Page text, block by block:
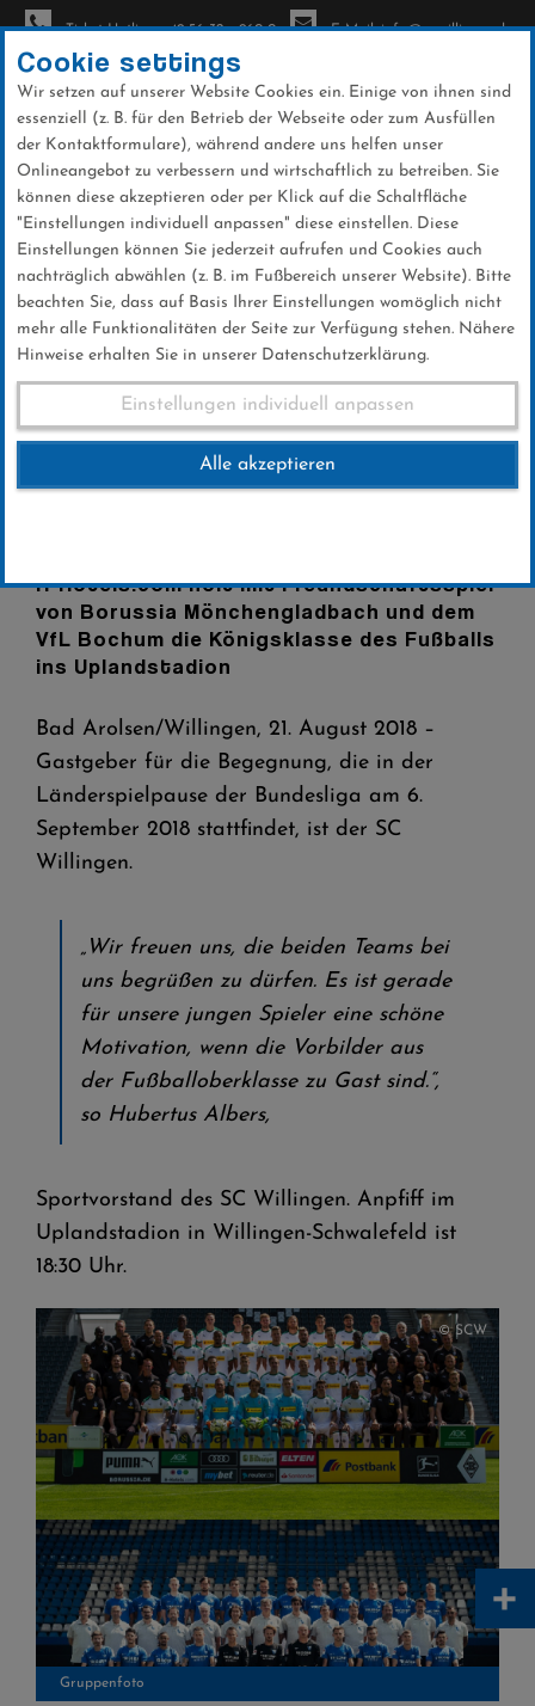
Direkt
zum
Inhalt
Ticket-Hotline: +49 56 32 - 960-0 E-Mail: info@sc-willingen.de
Borussia Mönchengladbach – VfL
Bochum
Borussia Mönchengladbach
– VfL Bochum
H-Hotels.com holt mit Freundschaftsspiel
von Borussia Mönchengladbach und dem
VfL Bochum die Königsklasse des Fußballs
ins Uplandstadion
Bad Arolsen/Willingen, 21. August 2018 –
Gastgeber für die Begegnung, die in der
Länderspielpause der Bundesliga am 6.
September 2018 stattfindet, ist der SC
Willingen.
„Wir freuen uns, die beiden Teams bei
uns begrüßen zu dürfen. Es ist gerade
für unsere jungen Spieler eine schöne
Motivation, wenn die Vorbilder aus
der Fußballoberklasse zu Gast sind.“,
so Hubertus Albers,
Sportvorstand des SC Willingen. Anpfiff im
Uplandstadion in Willingen-Schwalefeld ist
18:30 Uhr.
Gruppenfoto
© SCW
Cookie settings
Wir setzen auf unserer Website Cookies ein. Einige von ihnen sind
essenziell (z. B. für den Betrieb der Webseite oder zum Ausfüllen
der Kontaktformulare), während andere uns helfen unser
Onlineangebot zu verbessern und wirtschaftlich zu betreiben. Sie
können diese akzeptieren oder per Klick auf die Schaltfläche
"Einstellungen individuell anpassen" diese einstellen. Diese
Einstellungen können Sie jederzeit aufrufen und Cookies auch
nachträglich abwählen (z. B. im Fußbereich unserer Website). Bitte
beachten Sie, dass auf Basis Ihrer Einstellungen womöglich nicht
mehr alle Funktionalitäten der Seite zur Verfügung stehen. Nähere
Hinweise erhalten Sie in unserer Datenschutzerklärung.
Einstellungen individuell anpassen
Alle akzeptieren
+